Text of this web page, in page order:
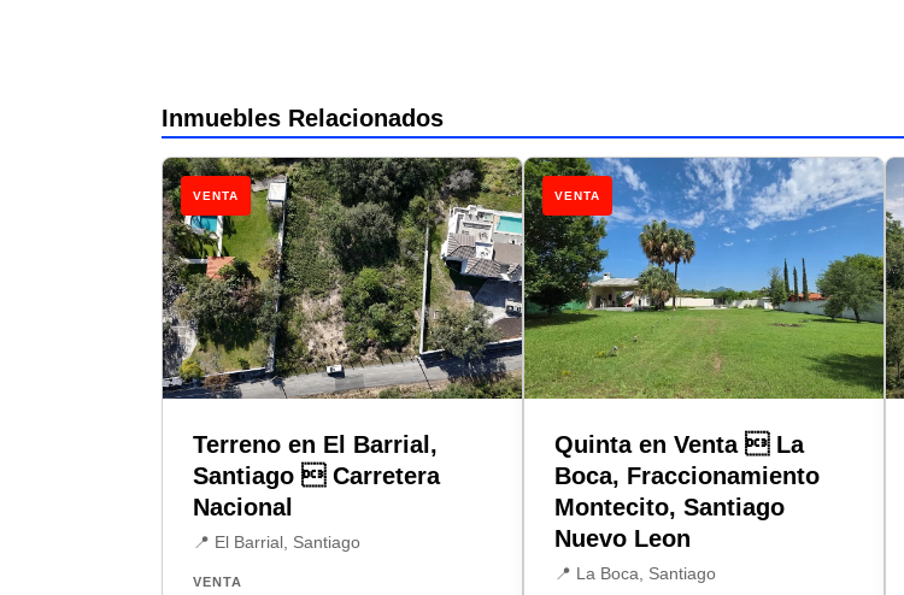
Inmuebles Relacionados
VENTA
Terreno en El Barrial,
Santiago  Carretera
Nacional
📍 El Barrial, Santiago
VENTA
VENTA
Quinta en Venta  La
Boca, Fraccionamiento
Montecito, Santiago
Nuevo Leon
📍 La Boca, Santiago